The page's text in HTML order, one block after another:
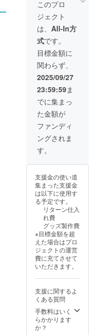
必ずお
リター
ンに貼
付され
たラベ
ルや注
意書き
をご確
認くだ
・マグ
カッ
プ 功
山寺挙
兵ver.
サイ
ズ：縦
８ｃｍ
ｃｍ
２０枚
綴り
下敷き
付（２
種類）
・決起
の珈
琲 ド
リップ
タイプ
内容
量：８
ｇ×３個
原材
料及び
添加物
等の食
け商品
のラベ
ルに表
記され
ます。
商品開
封前に
は必ず
お届け
のリ
ターン
に貼付
された
ラベル
や注意
ご確認
くださ
い。 ・
マグ
約３８×
９３ｃ
ｍ ・高
杉晋
作・決
起の手
拭い
サイ
ズ：約
３６×９
０ｃｍ
綿１
００％
・手拭
い 高
杉晋作
デフォ
ズ：３
９０ｃ
ｍ 綿
１０
０％ ・
一筆
杉晋作
デフォ
ルメver.
サイ
ズ：約
８×１８
ｃｍ
綴り
下敷き
付（２
種類）
・決起
このプロ
ジェクト
は、 All-In方
式です。
目標金額に
関わらず、
2025/09/27
23:59:59ま
でに集まっ
た金額が
ファンディ
ングされま
す。
支援金の使い道
集まった支援金
は以下に使用す
る予定です。
リターン仕入
れ費
グッズ製作費
※目標金額を超
えた場合はプロ
ジェクトの運営
費に充てさせて
いただきます。
支援に関するよ
くある質問
手数料はいく
らかかります
か？